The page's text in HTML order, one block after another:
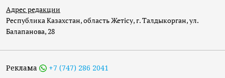
Адрес редакции
Республика Казахстан, область Жетісу, г. Талдыкорган, ул.
Балапанова, 28
Реклама +7 (747) 286 2041